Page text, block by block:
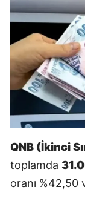
QNB (İkinci
toplamda
oranı